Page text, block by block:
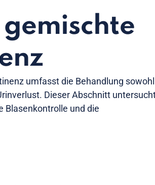
umfasst die Behandlung sowohl
Dieser Abschnitt
Blasenkontrolle und die